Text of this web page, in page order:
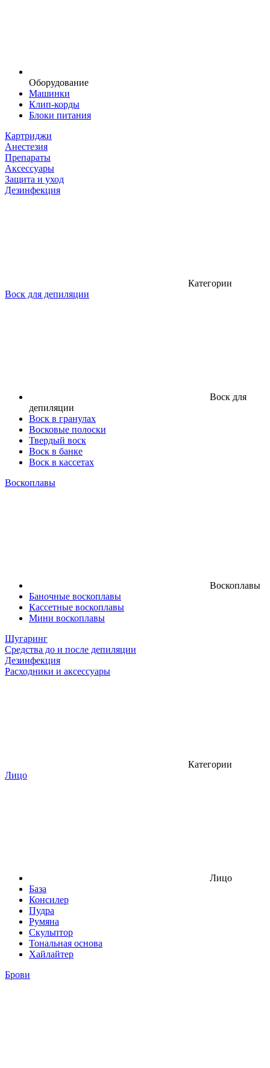
Оборудование
Машинки
Клип-корды
Блоки питания
Картриджи
Анестезия
Препараты
Аксессуары
Защита и уход
Дезинфекция
Категории
Воск для депиляции
Воск для
депиляции
Воск в гранулах
Восковые полоски
Твердый воск
Воск в банке
Воск в кассетах
Воскоплавы
Воскоплавы
Баночные воскоплавы
Кассетные воскоплавы
Мини воскоплавы
Шугаринг
Средства до и после депиляции
Дезинфекция
Расходники и аксессуары
Категории
Лицо
Лицо
База
Консилер
Пудра
Румяна
Скульптор
Тональная основа
Хайлайтер
Брови